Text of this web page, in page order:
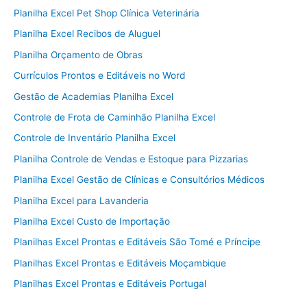
Planilha Excel Pet Shop Clínica Veterinária
Planilha Excel Recibos de Aluguel
Planilha Orçamento de Obras
Currículos Prontos e Editáveis no Word
Gestão de Academias Planilha Excel
Controle de Frota de Caminhão Planilha Excel
Controle de Inventário Planilha Excel
Planilha Controle de Vendas e Estoque para Pizzarias
Planilha Excel Gestão de Clínicas e Consultórios Médicos
Planilha Excel para Lavanderia
Planilha Excel Custo de Importação
Planilhas Excel Prontas e Editáveis São Tomé e Príncipe
Planilhas Excel Prontas e Editáveis Moçambique
Planilhas Excel Prontas e Editáveis Portugal